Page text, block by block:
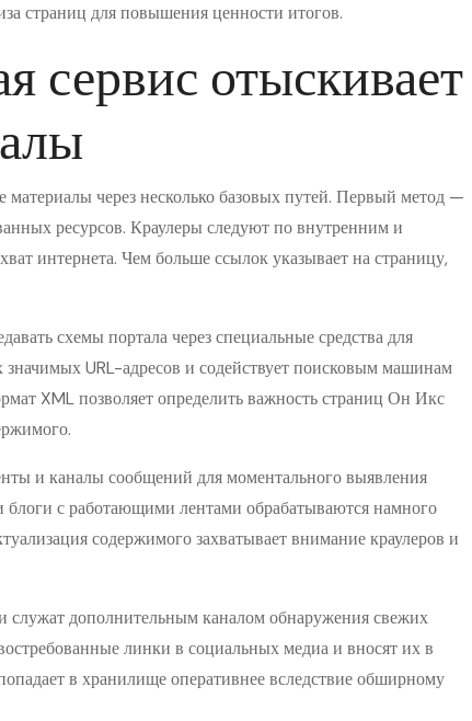
страниц для повышения ценности итогов.
сервис отыскивает
через несколько базовых путей. Первый метод —
ресурсов. Краулеры следуют по внутренним и
интернета. Чем больше ссылок указывает на страницу,
схемы портала через специальные средства для
значимых URL-адресов и содействует поисковым машинам
XML позволяет определить важность страниц Он Икс
и каналы сообщений для моментального выявления
с работающими лентами обрабатываются намного
содержимого захватывает внимание краулеров и
дополнительным каналом обнаружения свежих
линки в социальных медиа и вносят их в
в хранилище оперативнее вследствие обширному